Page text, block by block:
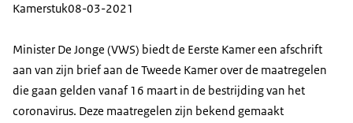
Kamerstuk08-03-2021
Minister De Jonge (VWS) biedt de Eerste Kamer een afschrift
aan van zijn brief aan de Tweede Kamer over de maatregelen
die gaan gelden vanaf 16 maart in de bestrijding van het
coronavirus. Deze maatregelen zijn bekend gemaakt